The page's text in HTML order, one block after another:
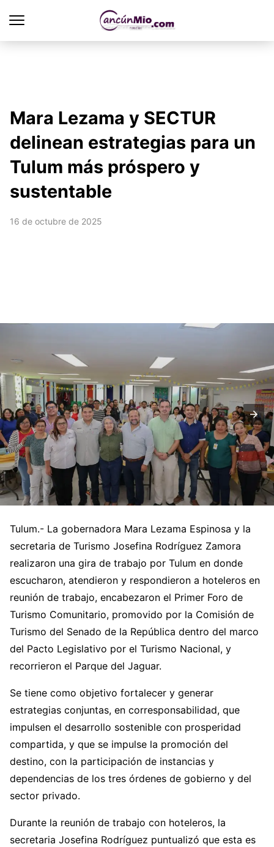
Mara Lezama y SECTUR
delinean estrategias para un
Tulum más próspero y
sustentable
16 de octubre de 2025
Tulum.- La gobernadora Mara Lezama Espinosa y la
secretaria de Turismo Josefina Rodríguez Zamora
realizaron una gira de trabajo por Tulum en donde
escucharon, atendieron y respondieron a hoteleros en
reunión de trabajo, encabezaron el Primer Foro de
Turismo Comunitario, promovido por la Comisión de
Turismo del Senado de la República dentro del marco
del Pacto Legislativo por el Turismo Nacional, y
recorrieron el Parque del Jaguar.
Se tiene como objetivo fortalecer y generar
estrategias conjuntas, en corresponsabilidad, que
impulsen el desarrollo sostenible con prosperidad
compartida, y que se impulse la promoción del
destino, con la participación de instancias y
dependencias de los tres órdenes de gobierno y del
sector privado.
Durante la reunión de trabajo con hoteleros, la
secretaria Josefina Rodríguez puntualizó que esta es